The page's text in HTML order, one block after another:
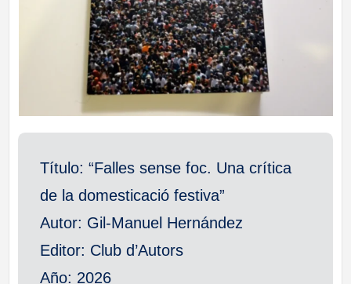
Título: “Falles sense foc. Una crítica
de la domesticació festiva”
Autor: Gil-Manuel Hernández
Editor: Club d’Autors
Año: 2026